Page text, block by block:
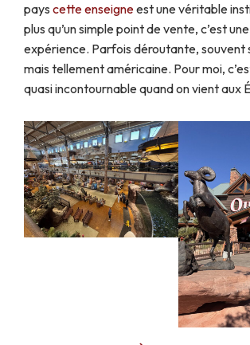
pays cette enseigneest une véritable
plus qu’un simple point de vente, c’est
expérience. Parfois déroutante, souvent
mais tellement américaine. Pour moi,
quasi incontournable quand on vient aux